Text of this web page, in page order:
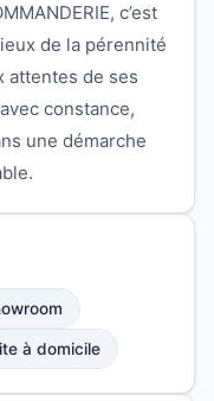
c’est
de la pérennité
attentes de ses
constance,
une démarche
à domicile